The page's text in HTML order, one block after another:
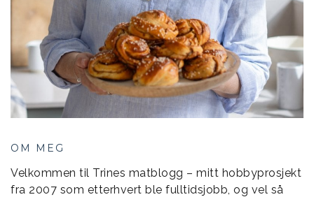
OM MEG
Velkommen til Trines matblogg – mitt hobbyprosjekt
fra 2007 som etterhvert ble fulltidsjobb, og vel så